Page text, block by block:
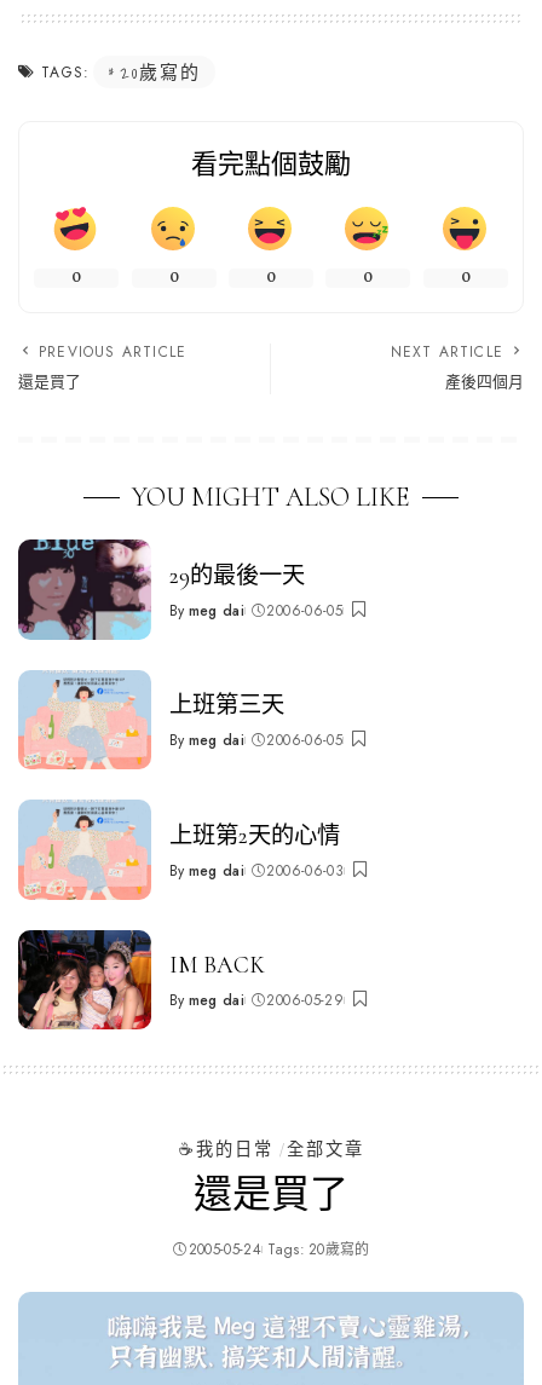
TAGS: 20歲寫的
看完點個鼓勵
0 0 0 0 0
PREVIOUS ARTICLE
還是買了
NEXT ARTICLE
產後四個月
YOU MIGHT ALSO LIKE
29的最後一天
Posted
By meg dai 2006-06-05
上班第三天
Posted
By meg dai 2006-06-05
上班第2天的心情
Posted
By meg dai 2006-06-03
IM BACK
Posted
By meg dai 2006-05-29
☕️我的日常 全部文章
還是買了
2005-05-24 Tags: 20歲寫的